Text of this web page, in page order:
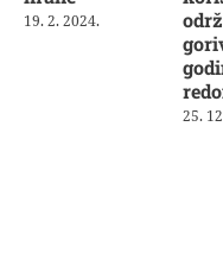
19. 2. 2024.
25.